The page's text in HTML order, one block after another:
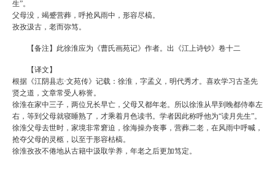
生”。
父母没，竭蹙营葬，呼抢风雨中，形容尽槁。
孜孜汲古，老而弥笃。
【备注】此徐淮应为《曹氏画苑记》作者。出《江上诗钞》卷十二
【译文】
根据《江阴县志·文苑传》记载：徐淮，字孟义，明代秀才。喜欢学习古圣先
贤之道，文章常受人称誉。
徐淮在家中三子，两位兄长早亡，父母又都年老。所以徐淮从早到晚都侍奉左
右，等到父母就寝睡熟了，才乘着月色读书。学者因此称呼他为“读月先生”。
徐淮父母去世时，家境非常窘迫，徐海操办丧事，营葬二老，在风雨中呼喊，
抢夺父母的灵柩，以至于形容枯槁。
徐淮孜孜不倦地从古籍中汲取学养，年老之后更加笃定。